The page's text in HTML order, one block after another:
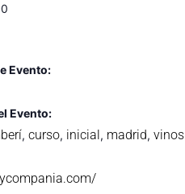
Evento:
Evento:
, curso, inicial, madrid, vinos